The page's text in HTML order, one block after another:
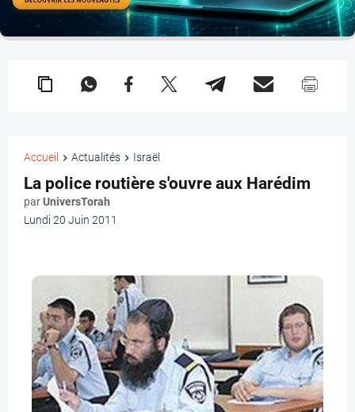
Accueil Actualités Israël
La police routière s'ouvre aux Harédim
parUniversTorah
Lundi 20 Juin 2011